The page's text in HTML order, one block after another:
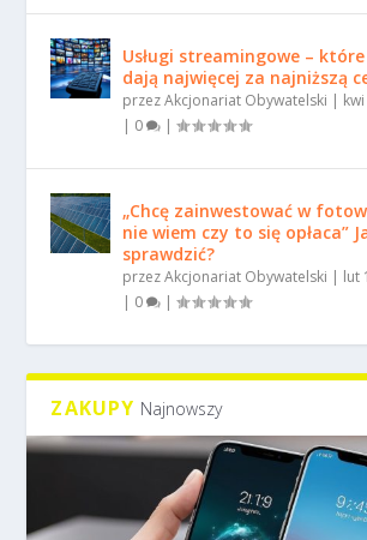
Usługi streamingowe –
dają najwięcej za najniższą
przezAkcjonariat Obywatelski |
| 0 |
„Chcę zainwestować w
nie wiem czy to się opłaca”
sprawdzić?
przezAkcjonariat Obywatelski | lut
| 0 |
ZAKUPY Najnowszy